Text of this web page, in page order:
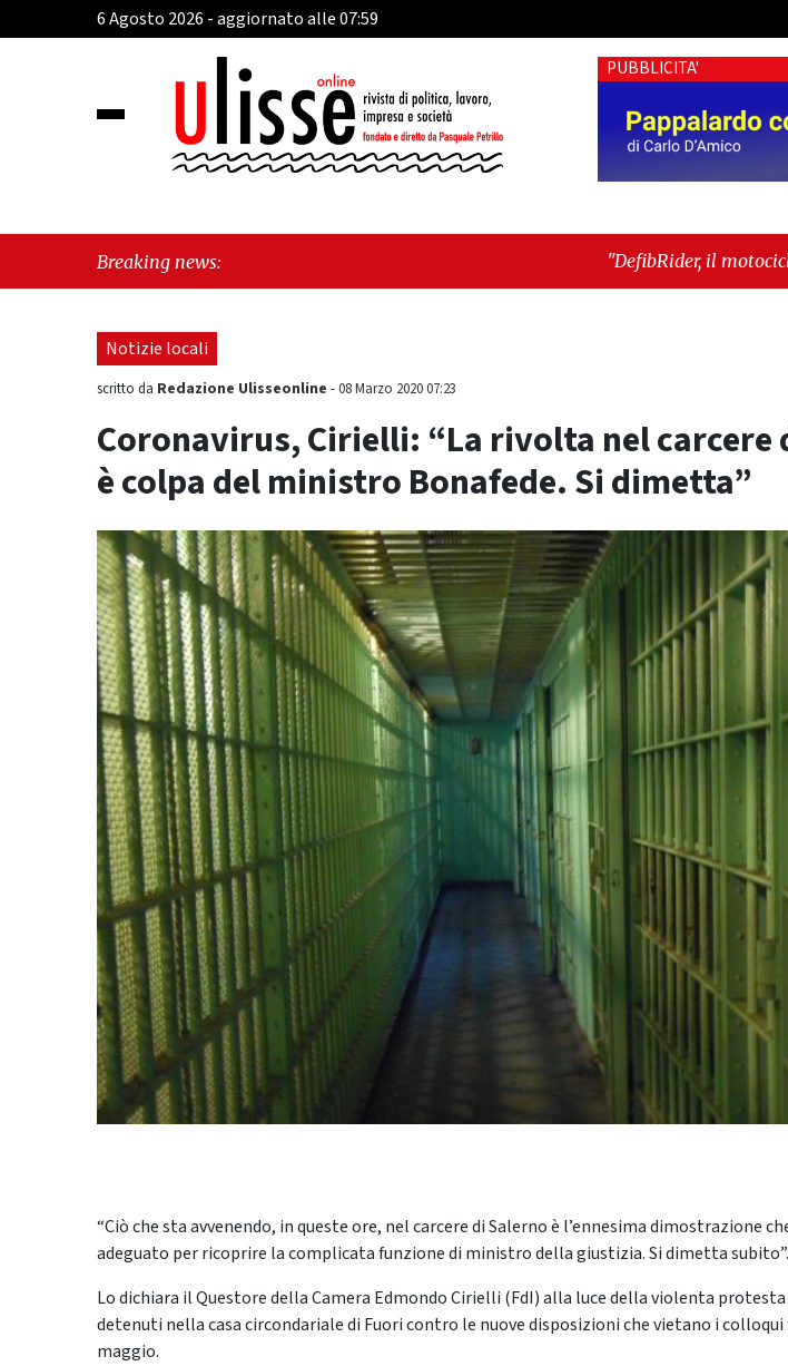
6 Agosto 2026 - aggiornato alle 07:59
PUBBLICITA'
Breaking news:
"DefibRider, il motociclista che sfida la
tra la gente" -"Cava de’ Tirreni,
Notizie locali
scritto da Redazione Ulisseonline -08 Marzo 2020 07:23
Coronavirus, Cirielli: “La rivolta nel carcere
è colpa del ministro Bonafede. Si dimetta”
“Ciò che sta avvenendo, in queste ore, nel carcere di Salerno è l’ennesima dimostrazione
adeguato per ricoprire la complicata funzione di ministro della giustizia. Si dimetta subito”.
Lo dichiara il Questore della Camera Edmondo Cirielli (FdI) alla luce della violenta
detenuti nella casa circondariale di Fuori contro le nuove disposizioni che vietano i
maggio.